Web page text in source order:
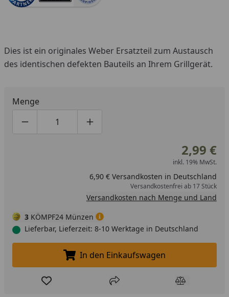
Dies ist ein originales Weber Ersatzteil zum Austausch
des identischen defekten Bauteils an Ihrem Grillgerät.
Menge
Produktmenge um eins verringern
Produktmenge manuell eingeben
Produktmenge um eins erhöhen
2,99 €
inkl. 19% MwSt.
6,90 € Versandkosten in Deutschland
Versandkostenfrei ab 17 Stück
Versandkosten nach Menge und Land
3 KÖMPF24 Münzen
Lieferbar, Lieferzeit: 8-10 Werktage in Deutschland
In den Einkaufswagen legen
In den Einkaufswagen
Produkt zur Wunschliste hinzufügen
Teilen Produkt